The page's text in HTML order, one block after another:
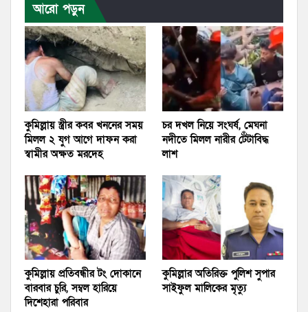
আরো পড়ুন
কুমিল্লায় স্ত্রীর কবর খননের সময়
মিলল ২ যুগ আগে দাফন করা
স্বামীর অক্ষত মরদেহ
চর দখল নিয়ে সংঘর্ষ, মেঘনা
নদীতে মিলল নারীর টেঁটাবিদ্ধ
লাশ
কুমিল্লায় প্রতিবন্ধীর টং দোকানে
বারবার চুরি, সম্বল হারিয়ে
দিশেহারা পরিবার
কুমিল্লার অতিরিক্ত পুলিশ সুপার
সাইফুল মালিকের মৃত্যু